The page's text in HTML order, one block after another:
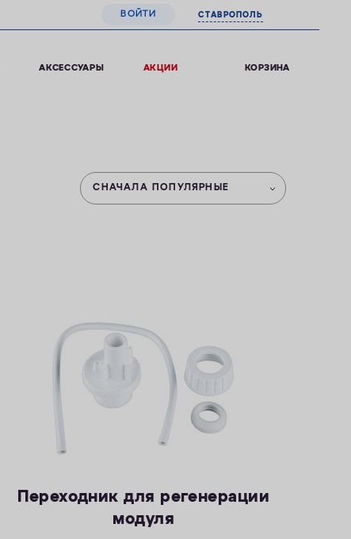
ВОЙТИ СТАВРОПОЛЬ
АКСЕССУАРЫ АКЦИИ КОРЗИНА
СНАЧАЛА ПОПУЛЯРНЫЕ
Переходник для регенерации
модуля